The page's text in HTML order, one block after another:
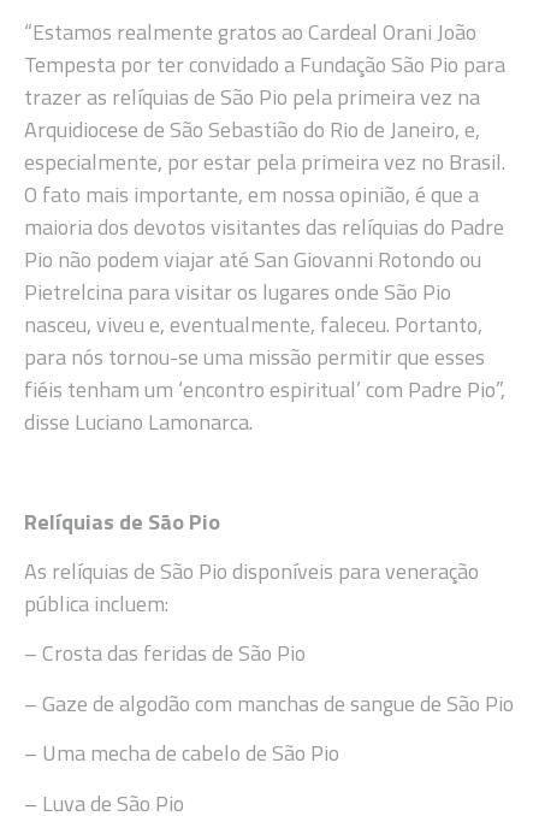
“Estamos realmente gratos ao Cardeal Orani João
Tempesta por ter convidado a Fundação São Pio para
trazer as relíquias de São Pio pela primeira vez na
Arquidiocese de São Sebastião do Rio de Janeiro, e,
especialmente, por estar pela primeira vez no Brasil.
O fato mais importante, em nossa opinião, é que a
maioria dos devotos visitantes das relíquias do Padre
Pio não podem viajar até San Giovanni Rotondo ou
Pietrelcina para visitar os lugares onde São Pio
nasceu, viveu e, eventualmente, faleceu. Portanto,
para nós tornou-se uma missão permitir que esses
fiéis tenham um ‘encontro espiritual’ com Padre Pio”,
disse Luciano Lamonarca.
Relíquias de São Pio
As relíquias de São Pio disponíveis para veneração
pública incluem:
– Crosta das feridas de São Pio
– Gaze de algodão com manchas de sangue de São Pio
– Uma mecha de cabelo de São Pio
– Luva de São Pio